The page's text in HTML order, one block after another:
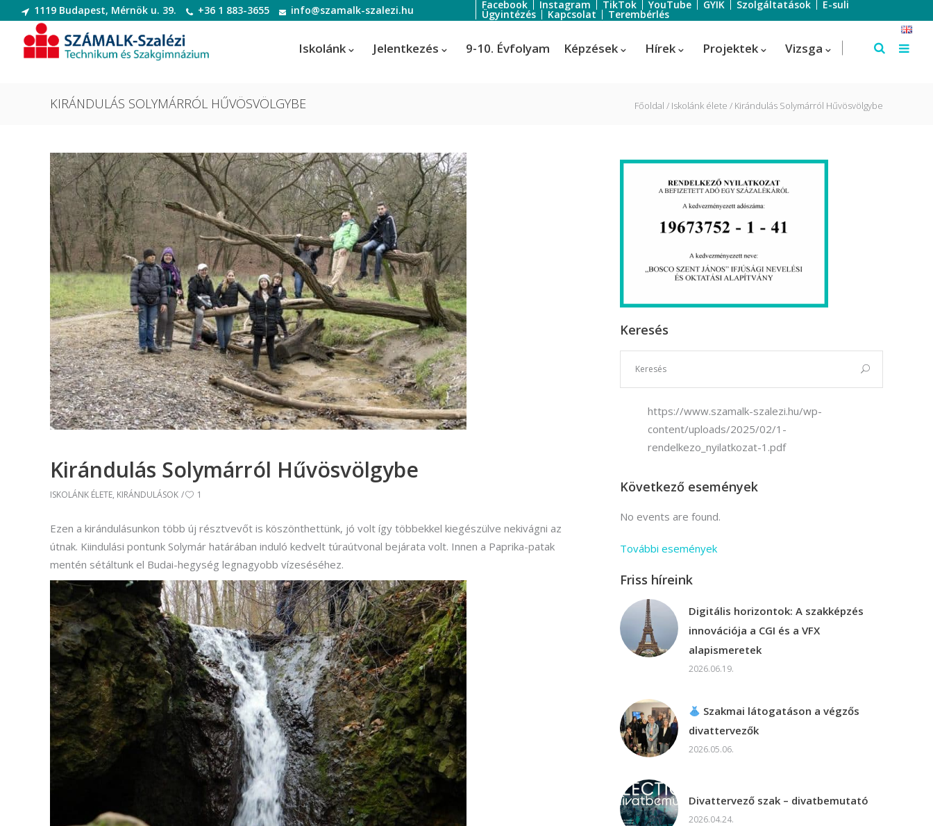
1119 Budapest, Mérnök u. 39. +36 1 883-3655 info@szamalk-szalezi.hu Facebook Instagram TikTok YouTube GYIK Szolgáltatások E-suli
Ügyintézés Kapcsolat Terembérlés
Iskolánk Jelentkezés 9-10. Évfolyam Képzések
alkalmazás-üzemeltető technikus
Informatikai rendszer- és
alkalmazás-üzemeltető technikus
Szoftverfejlesztő és -tesztelő
Szoftverfejlesztő és -tesztelő
Dekoratőr
Digitális festő és média designer
Digitális festő és média designer
Divat-, jelmez- és díszlettervező
(Divattervező)
Divat-, jelmez- és díszlettervező
(Divattervező)
Fotográfus (Kreatív fotográfus)
Fotográfus (Kreatív fotográfus)
Grafikus
Grafikus
munkatárs (Festő)
Mozgókép- és animációkészítő
Turisztikai technikus – 1 éves
képzés!
(Idegenvezető)
szervező)
Hírek Projektek Vizsga
KIRÁNDULÁS SOLYMÁRRÓL HŰVÖSVÖLGYBE Főoldal Iskolánk élete Kirándulás Solymárról Hűvösvölgybe
Kirándulás Solymárról Hűvösvölgybe
ISKOLÁNK ÉLETE, KIRÁNDULÁSOK 1
Ezen a kirándulásunkon több új résztvevőt is köszönthettünk, jó volt így többekkel kiegészülve nekivágni az
útnak. Kiindulási pontunk Solymár határában induló kedvelt túraútvonal bejárata volt. Innen a Paprika-patak
mentén sétáltunk el Budai-hegység legnagyobb vízeséséhez.
Keresés
https://www.szamalk-szalezi.hu/wp-
content/uploads/2025/02/1-
rendelkezo_nyilatkozat-1.pdf
Következő események
No events are found.
További események
Friss híreink
Digitális horizontok: A szakképzés
innovációja a CGI és a VFX
alapismeretek
2026.06.19.
Szakmai látogatáson a végzős
divattervezők
2026.05.06.
Divattervező szak – divatbemutató
2026.04.24.